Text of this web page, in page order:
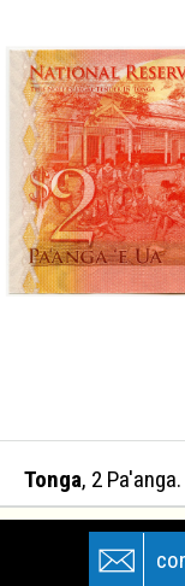
Tonga, 2